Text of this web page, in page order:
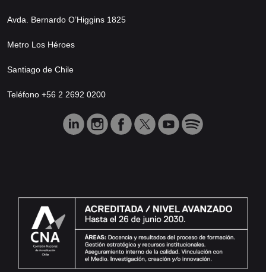
Avda. Bernardo O’Higgins 1825
Metro Los Héroes
Santiago de Chile
Teléfono +56 2 2692 0200